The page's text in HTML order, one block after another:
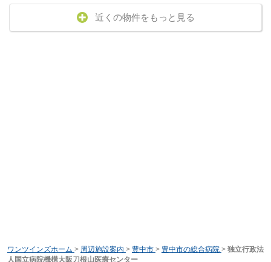
近くの物件をもっと見る
ワンツインズホーム > 周辺施設案内 > 豊中市 > 豊中市の総合病院 > 独立行政法
人国立病院機構大阪刀根山医療センター